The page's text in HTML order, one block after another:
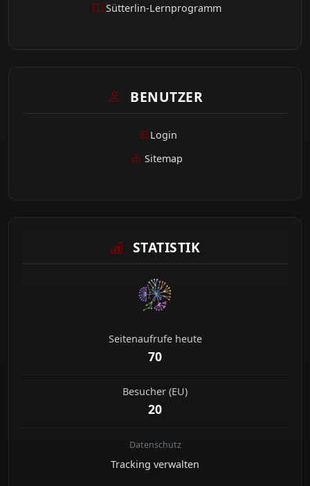
Sütterlin-Lernprogramm
BENUTZER
Login
Sitemap
STATISTIK
Seitenaufrufe heute
70
Besucher (EU)
20
Datenschutz
Tracking verwalten